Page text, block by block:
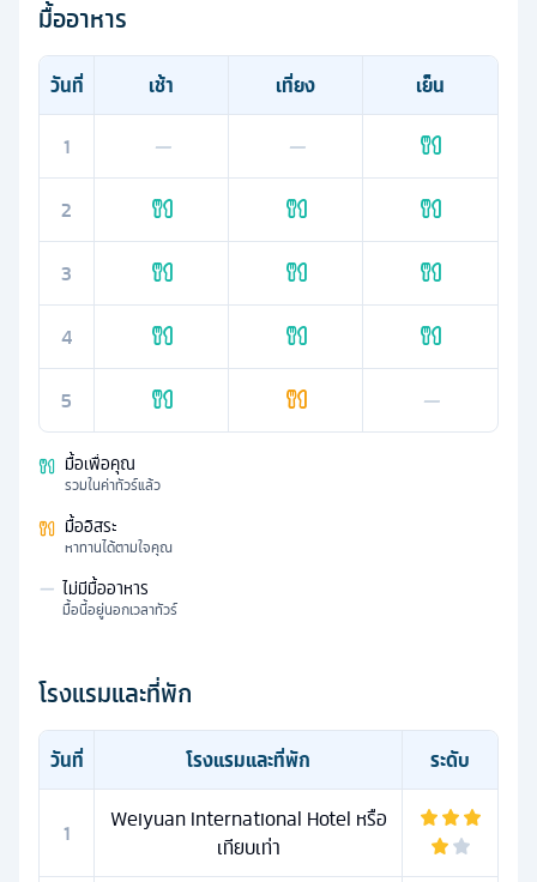
มื้ออาหาร
วันที่ เช้า เที่ยง
เย็น
1
— —
2
3
4
5 —
มื้อเพื่อคุณ
รวมในค่าทัวร์แล้ว
มื้ออิสระ
หาทานได้ตามใจคุณ
— ไม่มีมื้ออาหาร
มื้อนี้อยู่นอกเวลาทัวร์
โรงแรมและที่พัก
วันที่ โรงแรมและที่พัก ระดับ
1
Weiyuan International Hotel หรือ
เทียบเท่า